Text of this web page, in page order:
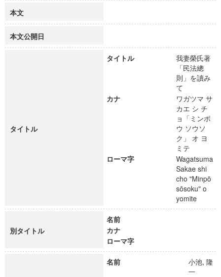
本文
本文公開日
タイトル
タイトル
我妻榮氏著
「民法總
則」を讀み
て
カナ
ワガツマ サ
カエ シ チ
ョ「ミンポ
ウ ソウソ
ク」 オ ヨ
ミテ
ローマ字
Wagatsuma
Sakae shi
cho "Minpō
sōsoku" o
yomite
別タイトル
名前
カナ
ローマ字
名前
小池, 隆
一